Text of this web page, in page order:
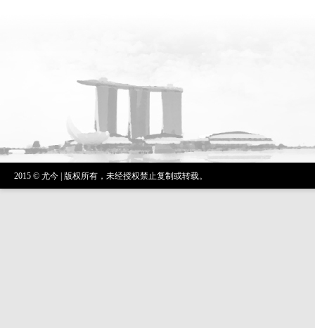
2015 © 尤今 | 版权所有，未经授权禁止复制或转载。